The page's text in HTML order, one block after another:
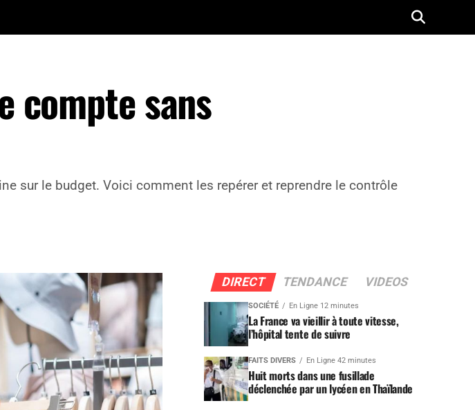
compte sans
sur le budget. Voici comment les repérer et reprendre le contrôle
DIRECT TENDANCE VIDEOS
SOCIÉTÉ En Ligne 12 minutes
La France va vieillir à toute vitesse,
l’hôpital tente de suivre
FAITS DIVERS En Ligne 42 minutes
Huit morts dans une fusillade
déclenchée par un lycéen en Thaïlande